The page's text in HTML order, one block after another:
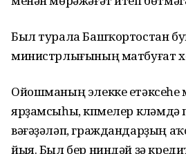
Был турала Башҡортостан
министрлығының матбуғат
Ойошманың элекке етәксеһе
ярҙамсыһы, күпмелер
вәғәҙәләп, граждандарҙың
йыя. Был бер ниндәй ҙә